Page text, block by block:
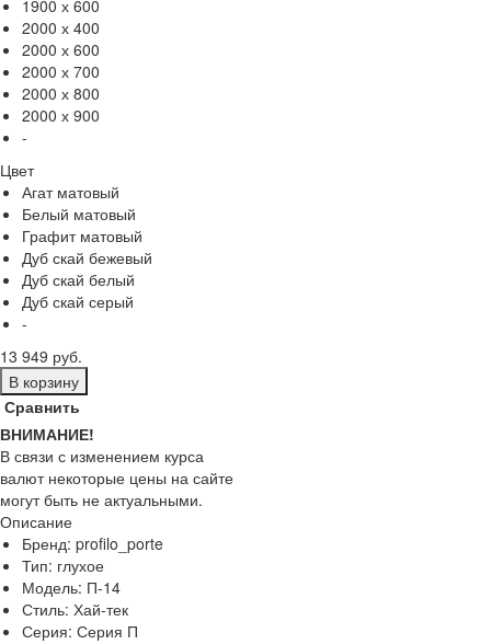
1900 х 600
2000 х 400
2000 х 600
2000 х 700
2000 х 800
2000 х 900
-
Цвет
Агат матовый
Белый матовый
Графит матовый
Дуб скай бежевый
Дуб скай белый
Дуб скай серый
-
13 949 руб.
В корзину
Сравнить
ВНИМАНИЕ!
В связи с изменением курса
валют некоторые цены на сайте
могут быть не актуальными.
Описание
Бренд: profilo_porte
Тип: глухое
Модель: П-14
Стиль: Хай-тек
Серия: Серия П